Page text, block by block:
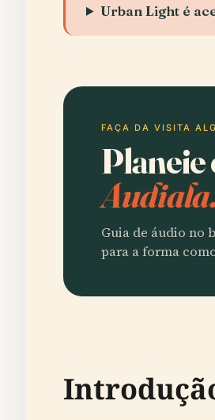
Urban Light é
FAÇA DA VISITA
Planeie
Guia de áudio no
para a forma